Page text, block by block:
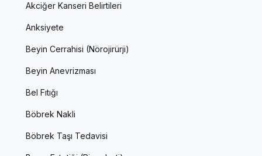
Akciğer Kanseri Belirtileri
Anksiyete
Beyin Cerrahisi (Nörojirürji)
Beyin Anevrizması
Bel Fıtığı
Böbrek Nakli
Böbrek Taşı Tedavisi